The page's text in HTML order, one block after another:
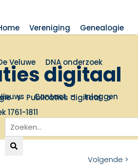
Vereniging Genealogie
Veluwe DNA onderzoek
Contact Inloggen
digitaal
Publicaties digitaal
1811
Volgende >